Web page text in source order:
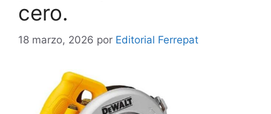
cero.
18 marzo, 2026 por Editorial Ferrepat